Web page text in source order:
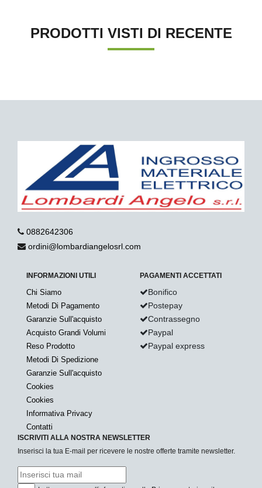
PRODOTTI VISTI DI RECENTE
0882642306
ordini@lombardiangelosrl.com
INFORMAZIONI UTILI
Chi Siamo
Metodi Di Pagamento
Garanzie Sull'acquisto
Acquisto Grandi Volumi
Reso Prodotto
Metodi Di Spedizione
Garanzie Sull'acquisto
Cookies
Cookies
Informativa Privacy
Contatti
PAGAMENTI ACCETTATI
Bonifico
Postepay
Contrassegno
Paypal
Paypal express
ISCRIVITI ALLA NOSTRA NEWSLETTER
Inserisci la tua E-mail per ricevere le nostre offerte tramite newsletter.